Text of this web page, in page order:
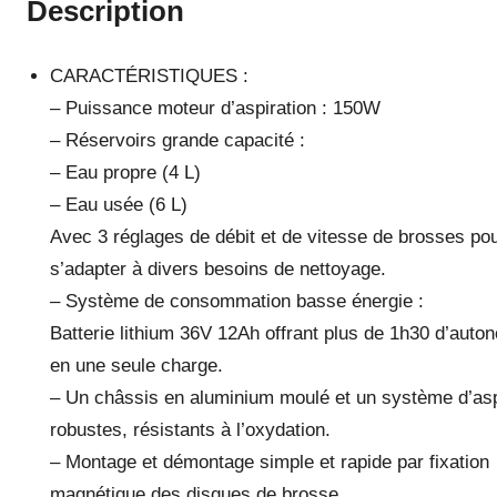
Description
CARACTÉRISTIQUES :
– Puissance moteur d’aspiration : 150W
– Réservoirs grande capacité :
– Eau propre (4 L)
– Eau usée (6 L)
Avec 3 réglages de débit et de vitesse de brosses
s’adapter à divers besoins de nettoyage.
– Système de consommation basse énergie :
Batterie lithium 36V 12Ah offrant plus de 1h30
en une seule charge.
– Un châssis en aluminium moulé et un système
robustes, résistants à l’oxydation.
– Montage et démontage simple et rapide par fixation